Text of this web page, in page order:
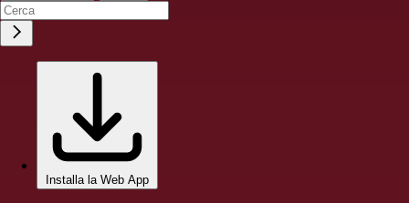
Installa la Web App